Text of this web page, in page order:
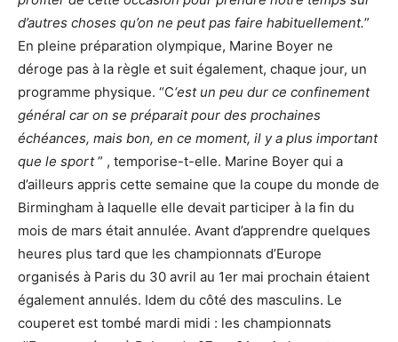
d’autres choses qu’on ne peut pas faire habituellement.”
En pleine préparation olympique, Marine Boyer ne
déroge pas à la règle et suit également, chaque jour, un
programme physique. “C‘est un peu dur ce confinement
général car on se préparait pour des prochaines
échéances, mais bon, en ce moment, il y a plus important
que le sport” , temporise-t-elle. Marine Boyer qui a
d’ailleurs appris cette semaine que la coupe du monde de
Birmingham à laquelle elle devait participer à la fin du
mois de mars était annulée. Avant d’apprendre quelques
heures plus tard que les championnats d’Europe
organisés à Paris du 30 avril au 1er mai prochain étaient
également annulés. Idem du côté des masculins. Le
couperet est tombé mardi midi : les championnats